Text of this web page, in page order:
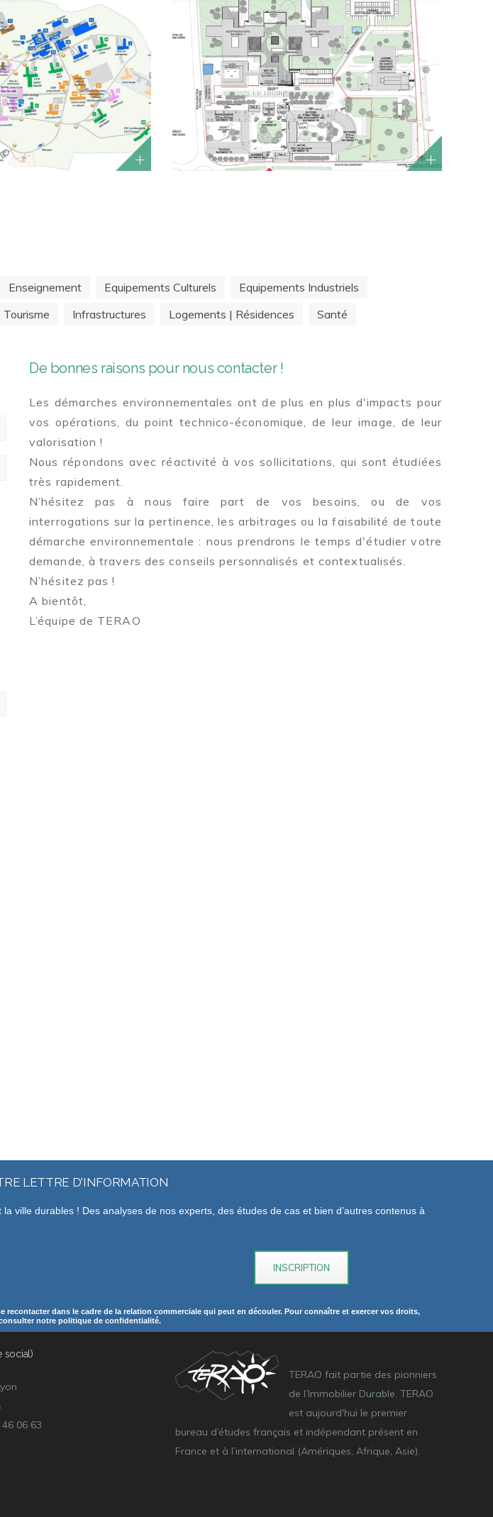
Enseignement Equipements Culturels
Equipements Industriels
Infrastructures Logements | Résidences Santé
De bonnes raisons pour nous contacter !
Les démarches environnementales ont de plus en plus d'impacts pour
vos opérations, du point technico-économique, de leur image, de leur
valorisation !
Nous répondons avec réactivité à vos sollicitations, qui sont étudiées
très rapidement.
N’hésitez pas à nous faire part de vos besoins, ou de vos
interrogations sur la pertinence, les arbitrages ou la faisabilité de toute
démarche environnementale : nous prendrons le temps d'étudier votre
demande, à travers des conseils personnalisés et contextualisés.
N’hésitez pas !
A bientôt,
L’équipe de TERAO
LETTRE D'INFORMATION
ville durables ! Des analyses de nos experts, des études de cas et bien d’autres contenus à
dans le cadre de la relation commerciale qui peut en découler. Pour connaître et exercer vos droits,
notre politique de confidentialité.
social)
06 63
TERAO fait partie des pionniers
de l’Immobilier Durable. TERAO
est aujourd'hui le premier
bureau d’études français et indépendant présent en
France et à l’international (Amériques, Afrique, Asie).